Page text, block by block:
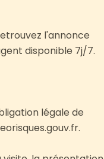
l'annonce
disponible 7j/7.
légale de